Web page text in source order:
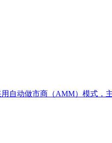
自动做市商（AMM）模式